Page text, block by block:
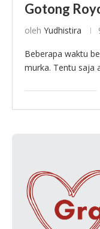
Gotong
oleh Yudhistira
Beberapa waktu
murka. Tentu saja
Indonesia saat ini.
Covid-19 terus …